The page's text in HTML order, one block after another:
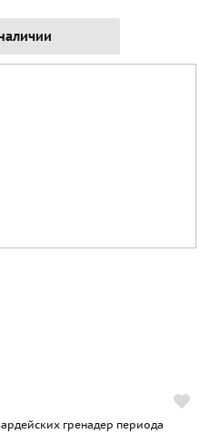
гренадер периода